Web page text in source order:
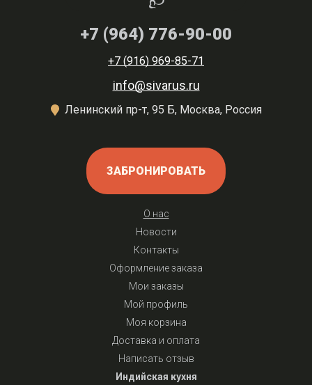
+7 (964) 776-90-00
+7 (916) 969-85-71
info@sivarus.ru
Ленинский пр-т, 95 Б, Москва, Россия
ЗАБРОНИРОВАТЬ
О нас
Новости
Контакты
Оформление заказа
Мои заказы
Мой профиль
Моя корзина
Доставка и оплата
Написать отзыв
Индийская кухня